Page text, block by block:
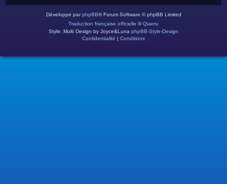
Développé parphpBB® Forum Software © phpBB Limited
Traduction française officielle ©Qiaeru
Style: Multi Design by Joyce&Luna phpBB-Style-Design
Confidentialité | Conditions